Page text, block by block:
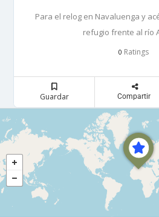
Para el relog en Navaluenga y
refugio frente al río
0 Ratings
Guardar Compartir